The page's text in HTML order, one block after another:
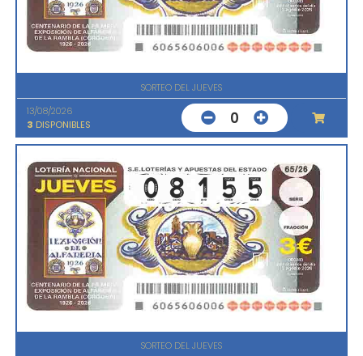
SORTEO DEL JUEVES
13/08/2026
3 DISPONIBLES 0
SORTEO DEL JUEVES